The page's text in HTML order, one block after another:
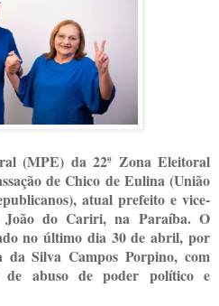
(MPE) da 22ª Zona Eleitoral
de Chico de Eulina (União
atual prefeito e vice-
do Cariri, na Paraíba. O
no último dia 30 de abril, por
Silva Campos Porpino, com
de abuso de poder político e